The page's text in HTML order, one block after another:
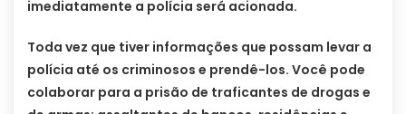
imediatamente a polícia será acionada.
Toda vez que tiver informações que possam levar a
polícia até os criminosos e prendê-los. Você pode
colaborar para a prisão de traficantes de drogas e